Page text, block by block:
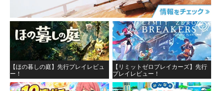
【ほの暮しの庭】先行プレイレビュ
ー！
【リミットゼロブレイカーズ】先行
プレイレビュー！